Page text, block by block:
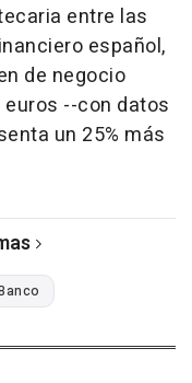
entre las
español,
de negocio
--con datos
un 25% más